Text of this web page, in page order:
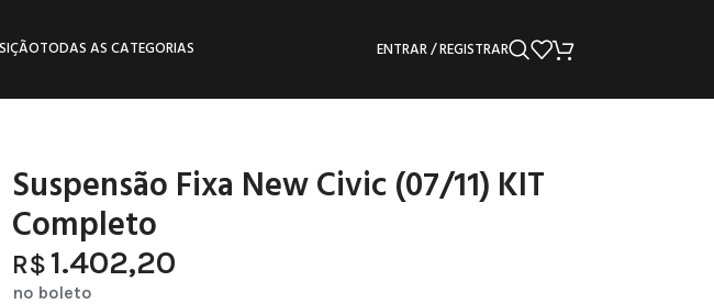
TODAS AS CATEGORIAS ENTRAR / REGISTRAR
Suspensão Fixa New Civic (07/11) KIT
Completo
R$ 1.402,20
no boleto